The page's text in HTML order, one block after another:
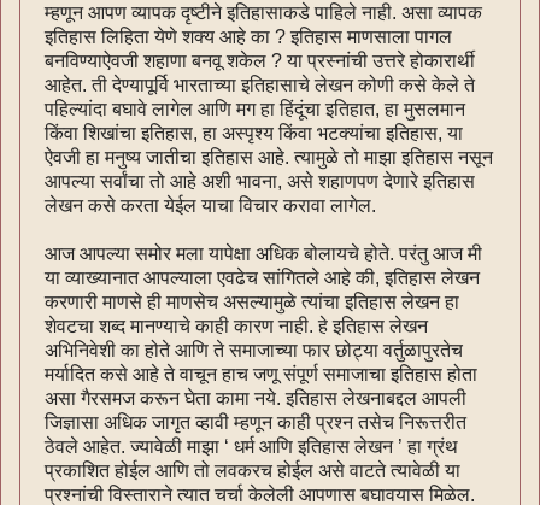
म्हणून आपण व्यापक दृष्टीने इतिहासाकडे पाहिले नाही. असा व्यापक
इतिहास लिहिता येणे शक्य आहे का ? इतिहास माणसाला पागल
बनविण्याऐवजी शहाणा बनवू शकेल ? या प्रस्नांची उत्तरे होकारार्थी
आहेत. ती देण्यापूर्वि भारताच्या इतिहासाचे लेखन कोणी कसे केले ते
पहिल्यांदा बघावे लागेल आणि मग हा हिंदूंचा इतिहात, हा मुसलमान
किंवा शिखांचा इतिहास, हा अस्पृश्य किंवा भटक्यांचा इतिहास, या
ऐवजी हा मनुष्य जातीचा इतिहास आहे. त्यामुळे तो माझा इतिहास नसून
आपल्या सर्वांचा तो आहे अशी भावना, असे शहाणपण देणारे इतिहास
लेखन कसे करता येईल याचा विचार करावा लागेल.
आज आपल्या समोर मला यापेक्षा अधिक बोलायचे होते. परंतु आज मी
या व्याख्यानात आपल्याला एवढेच सांगितले आहे की, इतिहास लेखन
करणारी माणसे ही माणसेच असल्यामुळे त्यांचा इतिहास लेखन हा
शेवटचा शब्द मानण्याचे काही कारण नाही. हे इतिहास लेखन
अभिनिवेशी का होते आणि ते समाजाच्या फार छोट्या वर्तुळापुरतेच
मर्यादित कसे आहे ते वाचून हाच जणू संपूर्ण समाजाचा इतिहास होता
असा गैरसमज करून घेता कामा नये. इतिहास लेखनाबद्दल आपली
जिज्ञासा अधिक जागृत व्हावी म्हणून काही प्रश्न तसेच निरूत्तरीत
ठेवले आहेत. ज्यावेळी माझा ‘ धर्म आणि इतिहास लेखन ’ हा ग्रंथ
प्रकाशित होईल आणि तो लवकरच होईल असे वाटते त्यावेळी या
प्रश्नांची विस्ताराने त्यात चर्चा केलेली आपणास बघावयास मिळेल.